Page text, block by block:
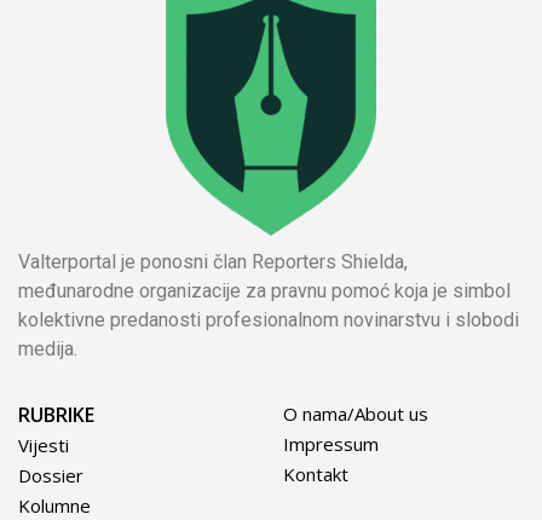
Valterportal je ponosni član Reporters Shielda,
međunarodne organizacije za pravnu pomoć koja je simbol
kolektivne predanosti profesionalnom novinarstvu i slobodi
medija.
RUBRIKE
Vijesti
Dossier
Kolumne
O nama/About us
Impressum
Kontakt